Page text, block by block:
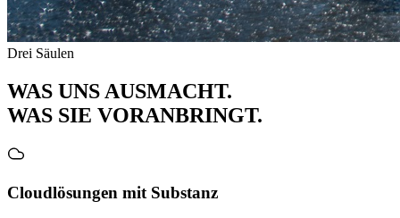
Drei Säulen
WAS UNS AUSMACHT.
WAS SIE VORANBRINGT.
Cloudlösungen mit Substanz